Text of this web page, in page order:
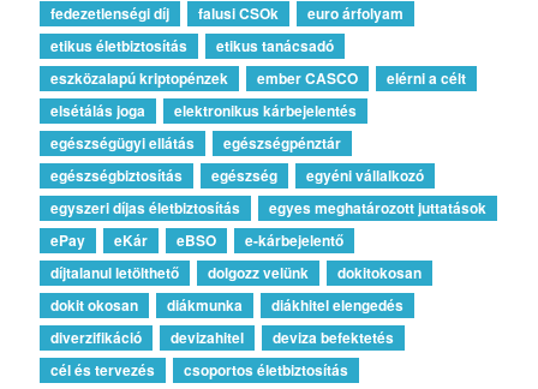
fedezetlenségi díj
falusi CSOk
euro árfolyam
etikus életbiztosítás
etikus tanácsadó
eszközalapú kriptopénzek
ember CASCO
elérni a célt
elsétálás joga
elektronikus kárbejelentés
egészségügyi ellátás
egészségpénztár
egészségbiztosítás
egészség
egyéni vállalkozó
egyszeri díjas életbiztosítás
egyes meghatározott juttatások
ePay
eKár eBSO
e-kárbejelentő
díjtalanul letölthető
dolgozz velünk
dokitokosan
dokit okosan
diákmunka
diákhitel elengedés
diverzifikáció
devizahitel
deviza befektetés
cél és tervezés
csoportos életbiztosítás